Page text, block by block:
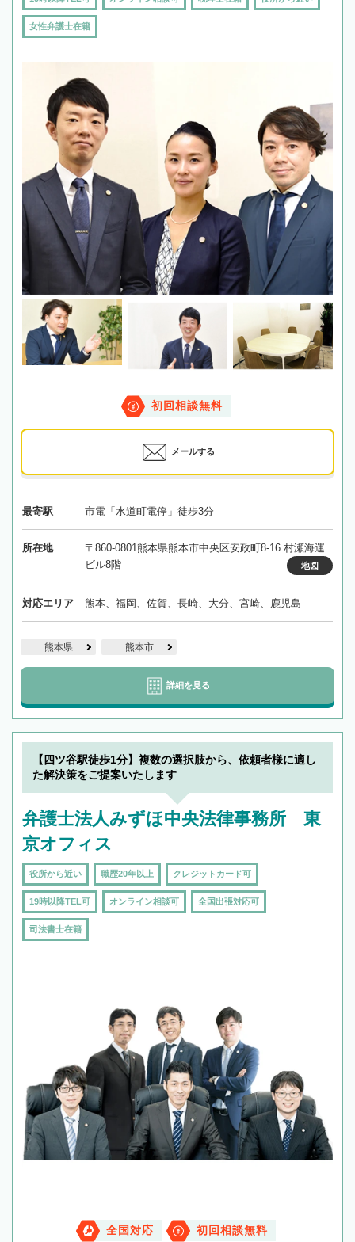
女性弁護士在籍
初回相談無料
メールする
最寄駅 市電「水道町電停」徒歩3分
所在地
〒860-0801熊本県熊本市中央区安政町8-16 村瀬海運
ビル8階
地図
対応エリア 熊本、福岡、佐賀、長崎、大分、宮崎、鹿児島
熊本県 熊本市
詳細を見る
【四ツ谷駅徒歩1分】複数の選択肢から、依頼者様に適し
た解決策をご提案いたします
弁護士法人みずほ中央法律事務所 東
京オフィス
役所から近い 職歴20年以上 クレジットカード可
19時以降TEL可 オンライン相談可 全国出張対応可
司法書士在籍
全国対応 初回相談無料